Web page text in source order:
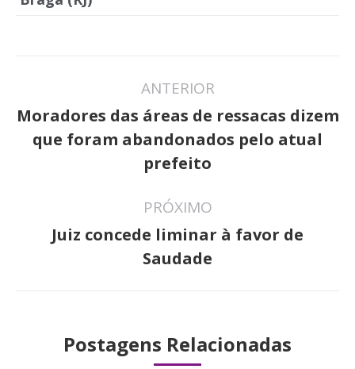
de
post:
ANTERIOR
Post
anterior:
Moradores das áreas de ressacas dizem
que foram abandonados pelo atual
prefeito
PRÓXIMO
Próximo
post:
Juiz concede liminar à favor de
Saudade
Postagens Relacionadas